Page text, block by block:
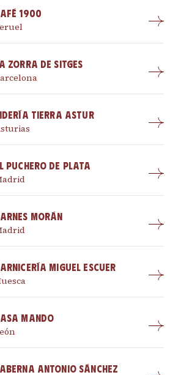
1900
Zorra de Sitges
Tierra Astur
Puchero De Plata
Morán
Miguel Escuer
Mando
Antonio Sánchez